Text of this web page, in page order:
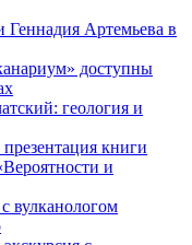
Геннадия Артемьева в
доступны
геология и
книги
и
вулканологом